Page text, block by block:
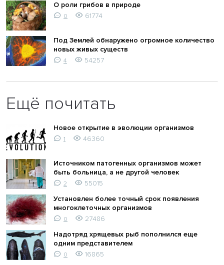
О роли грибов в природе
0 61774
Под Землей обнаружено огромное количество
новых живых существ
4 54257
Ещё почитать
Новое открытие в эволюции организмов
1 46360
Источником патогенных организмов может
быть больница, а не другой человек
2
55015
Установлен более точный срок появления
многоклеточных организмов
0
27486
Надотряд хрящевых рыб пополнился еще
одним представителем
0
16865